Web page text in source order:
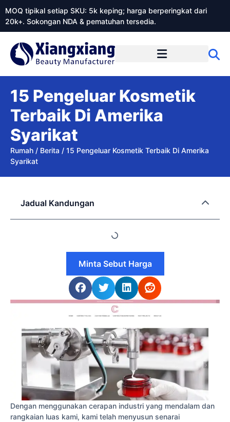
MOQ tipikal setiap SKU: 5k keping; harga berperingkat dari
20k+. Sokongan NDA & pematuhan tersedia.
15 Pengeluar Kosmetik
Terbaik Di Amerika
Syarikat
Rumah / Berita / 15 Pengeluar Kosmetik Terbaik Di Amerika
Syarikat
Dengan menggunakan cerapan industri yang mendalam dan
rangkaian luas kami, kami telah menyusun senarai
Jadual Kandungan
Minta Sebut Harga